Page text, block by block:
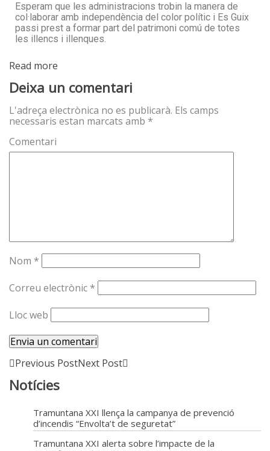
Esperam que les administracions trobin la manera de
col·laborar amb independència del color polític i Es Guix
passi prest a formar part del patrimoni comú de totes
les illencs i illenques.
Read more
Deixa un comentari
L'adreça electrònica no es publicarà. Els camps
necessaris estan marcats amb *
Comentari
Nom *
Correu electrònic *
Lloc web
Previous PostNext Post
Notícies
Tramuntana XXI llença la campanya de prevenció
d’incendis “Envolta’t de seguretat”
Tramuntana XXI alerta sobre l’impacte de la